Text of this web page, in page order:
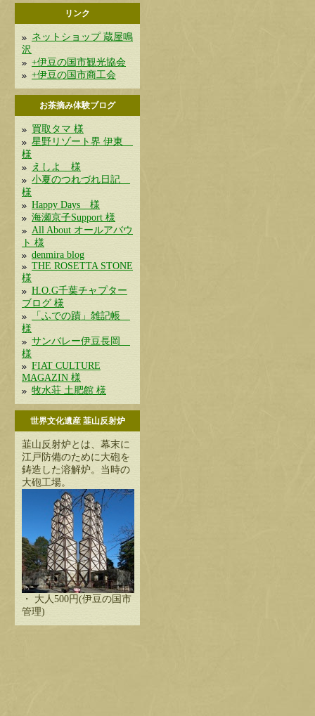
リンク
ネットショップ 蔵屋鳴
沢
+伊豆の国市観光協会
+伊豆の国市商工会
お茶摘み体験ブログ
買取タマ 様
星野リゾート界 伊東
様
えしよ 様
小夏のつれづれ日記
様
Happy Days 様
海瀬京子Support 様
All About オールアバウ
ト 様
denmira blog
THE ROSETTA STONE
様
H.O.G千葉チャプター
ブログ 様
「ふでの蹟」雑記帳
様
サンバレー伊豆長岡
様
FIAT CULTURE
MAGAZIN 様
牧水荘 土肥館 様
世界文化遺産 韮山反射炉
韮山反射炉とは、幕末に
江戸防備のために大砲を
鋳造した溶解炉。当時の
大砲工場。
・ 大人500円(伊豆の国市
管理)